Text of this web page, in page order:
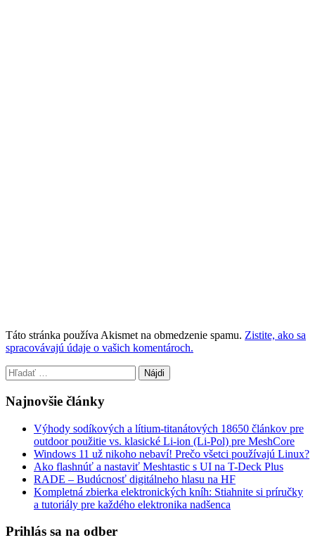
Táto stránka používa Akismet na obmedzenie spamu. Zistite, ako sa
spracovávajú údaje o vašich komentároch.
Hľadať:
Najnovšie články
Výhody sodíkových a lítium-titanátových 18650 článkov pre
outdoor použitie vs. klasické Li-ion (Li-Pol) pre MeshCore
Windows 11 už nikoho nebaví! Prečo všetci používajú Linux?
Ako flashnúť a nastaviť Meshtastic s UI na T-Deck Plus
RADE – Budúcnosť digitálneho hlasu na HF
Kompletná zbierka elektronických kníh: Stiahnite si príručky
a tutoriály pre každého elektronika nadšenca
Prihlás sa na odber